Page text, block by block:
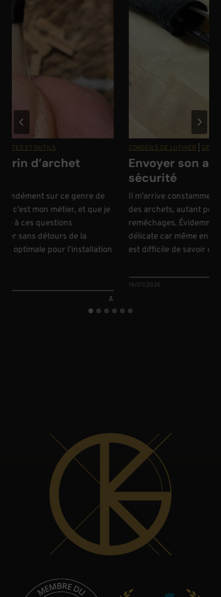
ET OUTILS
d’archet
sur ce genre de
mon métier, et que je
questions
détours de la
pour l’installation
CONSEILS DE LUTHIER|GESTES ET
Envoyer son
sécurité
Il m’arrive constamment
des archets, autant pour des
reméchages. Évidemment, il
délicate car même en
est difficile de savoir ce qui
19/07/2026